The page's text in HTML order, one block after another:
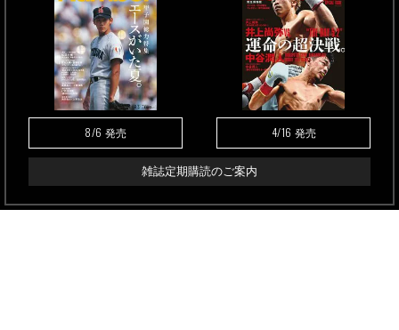
8/6 発売 4/16 発売
雑誌定期購読のご案内